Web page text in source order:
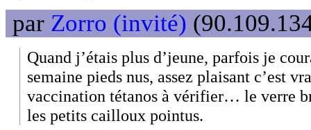
par Zorro (invité)
Quand j’étais plus d’jeune, parfois je
semaine pieds nus, assez plaisant c’est
vaccination tétanos à vérifier… le verre
les petits cailloux pointus.